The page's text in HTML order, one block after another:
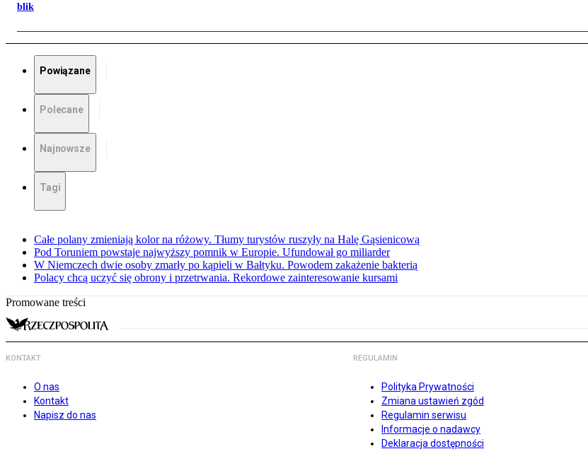
blik
Powiązane
Polecane
Najnowsze
Tagi
Całe polany zmieniają kolor na różowy. Tłumy turystów ruszyły na Halę Gąsienicową
Pod Toruniem powstaje najwyższy pomnik w Europie. Ufundował go miliarder
W Niemczech dwie osoby zmarły po kąpieli w Bałtyku. Powodem zakażenie bakterią
Polacy chcą uczyć się obrony i przetrwania. Rekordowe zainteresowanie kursami
Promowane treści
KONTAKT
O nas
Kontakt
Napisz do nas
REGULAMIN
Polityka Prywatności
Zmiana ustawień zgód
Regulamin serwisu
Informacje o nadawcy
Deklaracja dostępności